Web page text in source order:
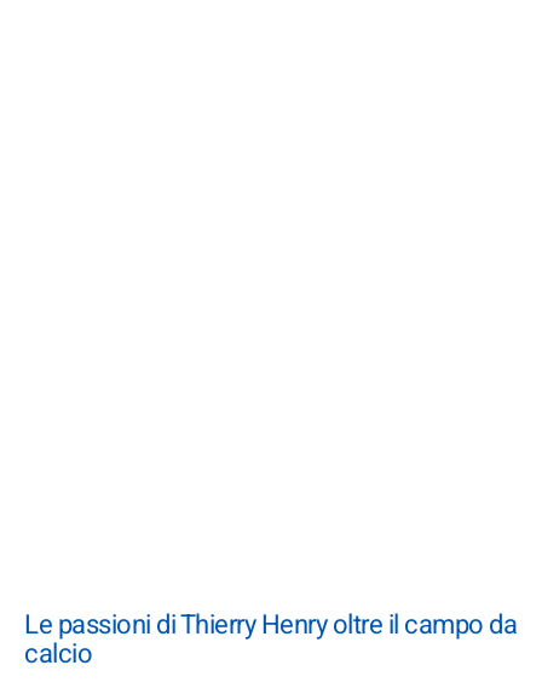
Le passioni di Thierry Henry oltre il campo da
calcio